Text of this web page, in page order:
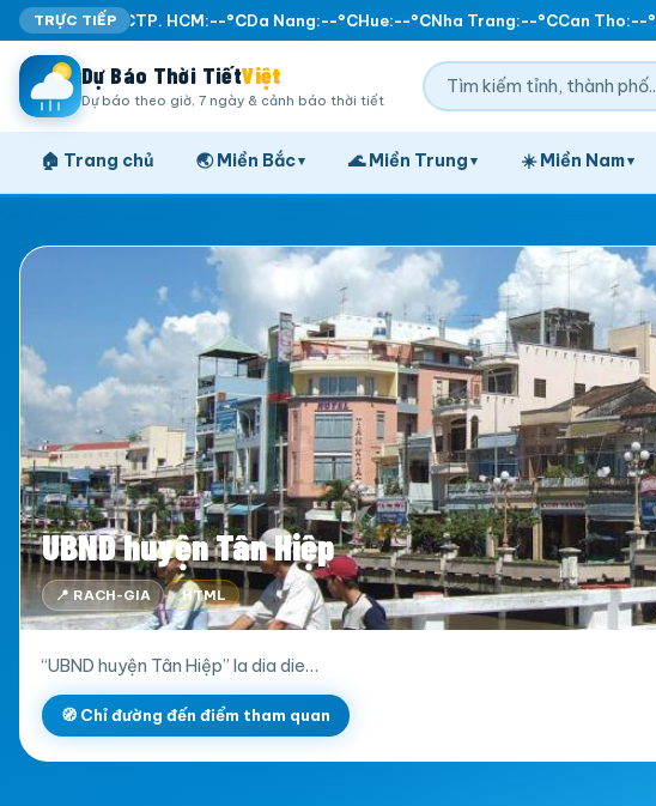
TRỰC TIẾP
Ha Noi:--°C TP. HCM:--°CDa Nang:--°CHue:--°CNha Trang:--°CCan Tho:--°C
Dự Báo Thời TiếtViệt
Dự báo theo giờ, 7 ngày & cảnh báo thời tiết
🏠 Trang chủ 🌏 Miền Bắc▾ 🌊 Miền Trung ▾ ☀️ Miền Nam▾
UBND huyện Tân Hiệp
📍 RACH-GIA .HTML
“UBND huyện Tân Hiệp” la dia die…
🧭 Chỉ đường đến điểm tham quan